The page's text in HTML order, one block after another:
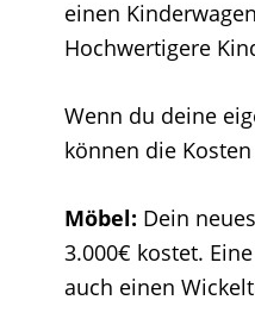
einen
Hochwertigere
Wenn du deine
können die
Möbel: Dein
3.000€ kostet.
auch einen